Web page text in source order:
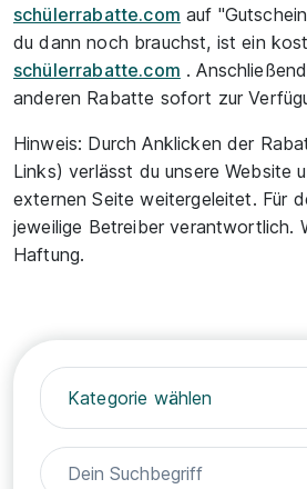
schülerrabatte.com auf
du dann noch brauchst, ist ein
schülerrabatte.com .
anderen Rabatte sofort zur
Hinweis: Durch Anklicken der
Links) verlässt du unsere Website
externen Seite weitergeleitet. Für
jeweilige Betreiber verantwortlich.
Haftung.
Kategorie wählen